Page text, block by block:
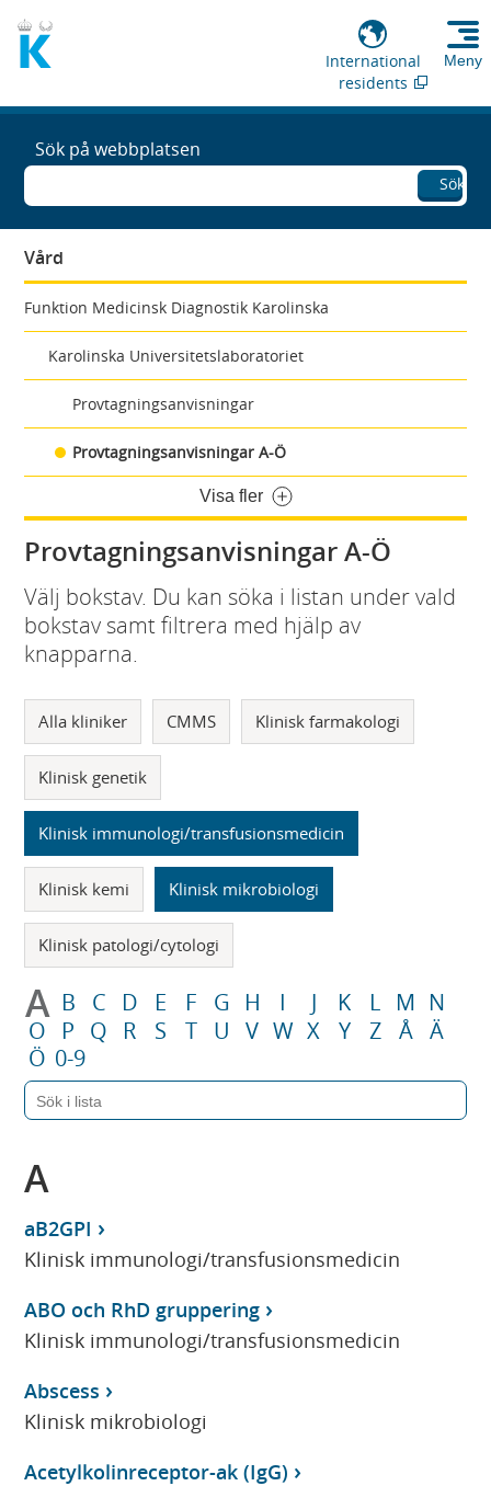
International
residents
Meny
Sök på webbplatsen
Sök
Vård
Funktion Medicinsk Diagnostik Karolinska
Karolinska Universitetslaboratoriet
Provtagningsanvisningar
Provtagningsanvisningar A-Ö
Visa fler
Provtagningsanvisningar A-Ö
Välj bokstav. Du kan söka i listan under vald
bokstav samt filtrera med hjälp av
knapparna.
Alla kliniker CMMS Klinisk farmakologi
Klinisk genetik
Klinisk immunologi/transfusionsmedicin
Klinisk kemi Klinisk mikrobiologi
Klinisk patologi/cytologi
A B C D E F G H I J K L M N
O
P Q R S T U V W X Y Z Å Ä
Ö 0-9
A
aB2GPI
Klinisk immunologi/transfusionsmedicin
ABO och RhD gruppering
Klinisk immunologi/transfusionsmedicin
Abscess
Klinisk mikrobiologi
Acetylkolinreceptor-ak (IgG)